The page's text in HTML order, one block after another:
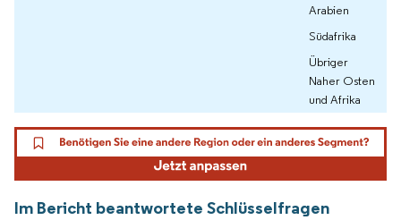
Arabien
Südafrika
Übriger
Naher Osten
und Afrika
Im Bericht beantwortete Schlüsselfragen